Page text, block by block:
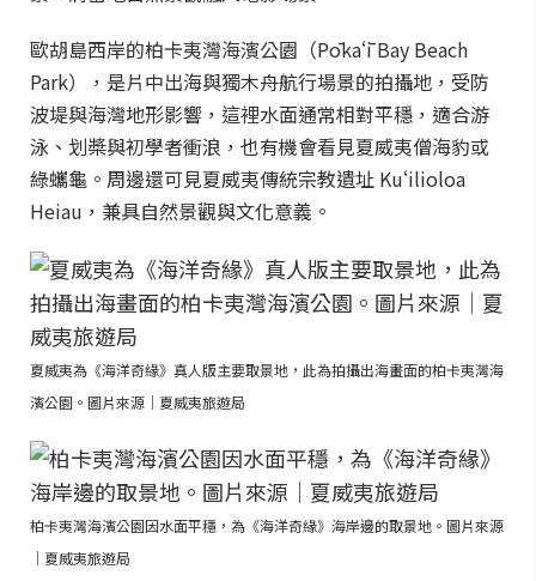
歐胡島西岸的柏卡夷灣海濱公園（Pōkaʻī Bay Beach
Park），是片中出海與獨木舟航行場景的拍攝地，受防
波堤與海灣地形影響，這裡水面通常相對平穩，適合游
泳、划槳與初學者衝浪，也有機會看見夏威夷僧海豹或
綠蠵龜。周邊還可見夏威夷傳統宗教遺址 Kuʻilioloa
Heiau，兼具自然景觀與文化意義。
夏威夷為《海洋奇緣》真人版主要取景地，此為拍攝出海畫面的柏卡夷灣海
濱公園。圖片來源｜夏威夷旅遊局
柏卡夷灣海濱公園因水面平穩，為《海洋奇緣》海岸邊的取景地。圖片來源
｜夏威夷旅遊局